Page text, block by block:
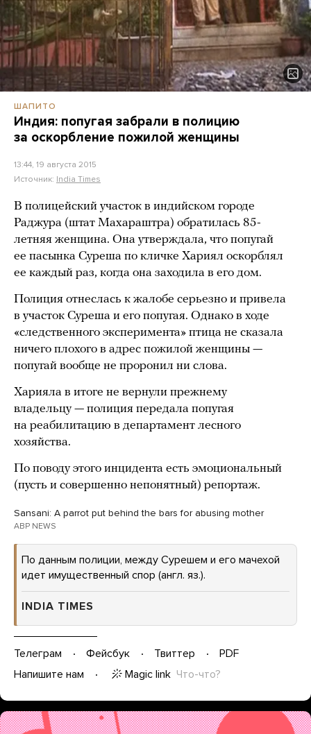
ШАПИТО
Индия: попугая забрали в полицию
за оскорбление пожилой женщины
13:44, 19 августа 2015
Источник: India Times
В полицейский участок в индийском городе
Раджура (штат Махараштра) обратилась 85-
летняя женщина. Она утверждала, что попугай
ее пасынка Суреша по кличке Хариял оскорблял
ее каждый раз, когда она заходила в его дом.
Полиция отнеслась к жалобе серьезно и привела
в участок Суреша и его попугая. Однако в ходе
«следственного эксперимента» птица не сказала
ничего плохого в адрес пожилой женщины —
попугай вообще не проронил ни слова.
Харияла в итоге не вернули прежнему
владельцу — полиция передала попугая
на реабилитацию в департамент лесного
хозяйства.
По поводу этого инцидента есть эмоциональный
(пусть и совершенно непонятный) репортаж.
Sansani: A parrot put behind the bars for abusing mother
ABP NEWS
По данным полиции, между Сурешем и его мачехой
идет имущественный спор (англ. яз.).
INDIA TIMES
Телеграм Фейсбук Твиттер
PDF
Напишите нам
Magic link Что-что?